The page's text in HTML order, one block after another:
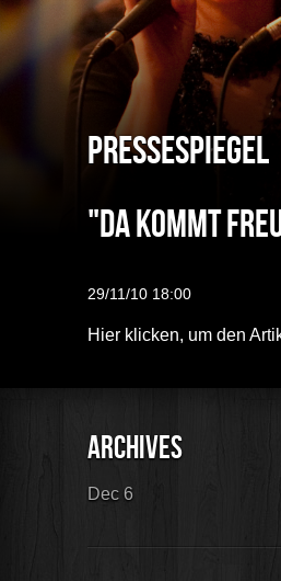
Pressespiegel
"Da kommt
29/11/10 18:00
Hier klicken, um den
Dec 6